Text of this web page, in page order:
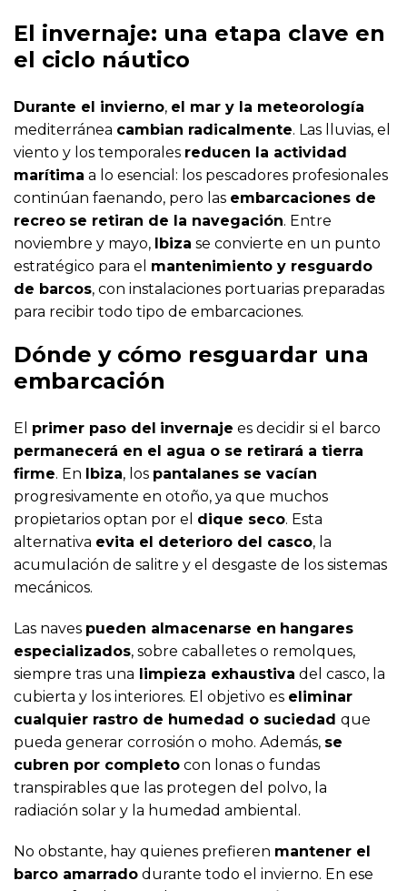
El invernaje: una etapa clave en
el ciclo náutico
Durante el invierno, el mar y la meteorología
mediterránea cambian radicalmente. Las lluvias, el
viento y los temporales reducen la actividad
marítima a lo esencial: los pescadores profesionales
continúan faenando, pero las embarcaciones de
recreo se retiran de la navegación. Entre
noviembre y mayo, Ibiza se convierte en un punto
estratégico para el mantenimiento y resguardo
de barcos, con instalaciones portuarias preparadas
para recibir todo tipo de embarcaciones.
Dónde y cómo resguardar una
embarcación
El primer paso del invernaje es decidir si el barco
permanecerá en el agua o se retirará a tierra
firme. En Ibiza, los pantalanes se vacían
progresivamente en otoño, ya que muchos
propietarios optan por el dique seco. Esta
alternativa evita el deterioro del casco, la
acumulación de salitre y el desgaste de los sistemas
mecánicos.
Las naves pueden almacenarse en hangares
especializados, sobre caballetes o remolques,
siempre tras una limpieza exhaustiva del casco, la
cubierta y los interiores. El objetivo es eliminar
cualquier rastro de humedad o suciedad que
pueda generar corrosión o moho. Además, se
cubren por completo con lonas o fundas
transpirables que las protegen del polvo, la
radiación solar y la humedad ambiental.
No obstante, hay quienes prefieren mantener el
barco amarrado durante todo el invierno. En ese